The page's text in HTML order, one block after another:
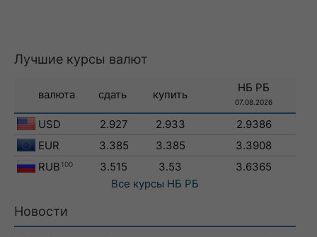
Лучшие курсы валют
валюта сдать купить
НБ РБ
07.08.2026
USD 2.927 2.933
2.9386
EUR
3.385 3.385
3.3908
RUB 100 3.515 3.53
3.6365
Все курсы НБ РБ
Новости